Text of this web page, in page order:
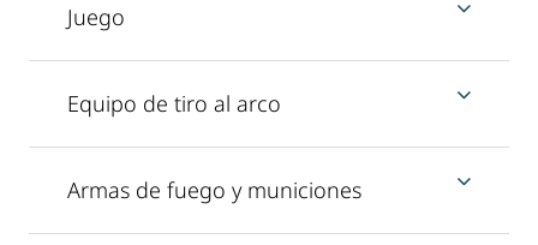
Juego
Equipo de tiro al arco
Armas de fuego y municiones